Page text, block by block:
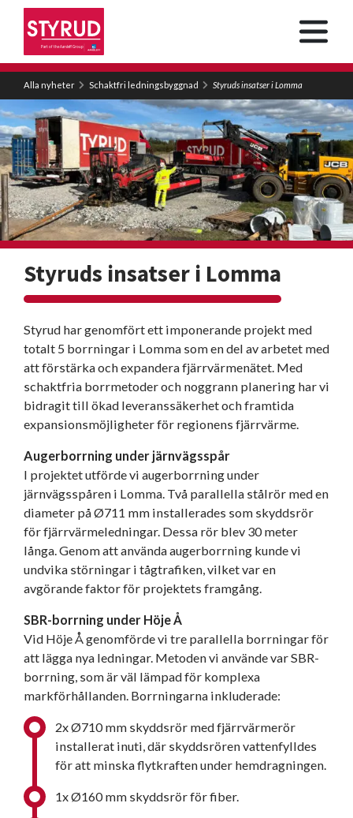
Alla nyheter Schaktfri ledningsbyggnad Styruds insatser i Lomma
Styruds insatser i Lomma
Styrud har genomfört ett imponerande projekt med
totalt 5 borrningar i Lomma som en del av arbetet med
att förstärka och expandera fjärrvärmenätet. Med
schaktfria borrmetoder och noggrann planering har vi
bidragit till ökad leveranssäkerhet och framtida
expansionsmöjligheter för regionens fjärrvärme.
Augerborrning under järnvägsspår
I projektet utförde vi augerborrning under
järnvägsspåren i Lomma. Två parallella stålrör med en
diameter på Ø711 mm installerades som skyddsrör
för fjärrvärmeledningar. Dessa rör blev 30 meter
långa. Genom att använda augerborrning kunde vi
undvika störningar i tågtrafiken, vilket var en
avgörande faktor för projektets framgång.
SBR-borrning under Höje Å
Vid Höje Å genomförde vi tre parallella borrningar för
att lägga nya ledningar. Metoden vi använde var SBR-
borrning, som är väl lämpad för komplexa
markförhållanden. Borrningarna inkluderade:
2x Ø710 mm skyddsrör med fjärrvärmerör
installerat inuti, där skyddsrören vattenfylldes
för att minska flytkraften under hemdragningen.
1x Ø160 mm skyddsrör för fiber.